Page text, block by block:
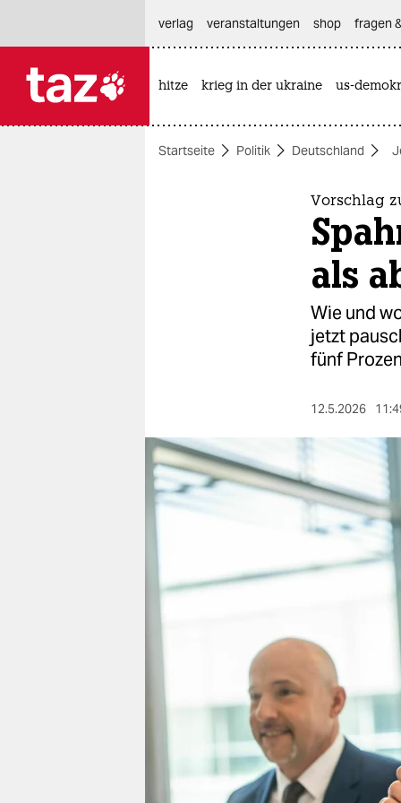
themen
nord
wahrheit
veranstaltungen
unterstützen
genossenschaft
verlag
veranstaltungen shop fragen
hitze krieg in der ukraine us-
Startseite Politik Deutschland
Vorschlag
als
Wie und
jetzt
fünf
12.5.2026